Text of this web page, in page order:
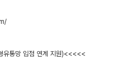
유통망 입점 연계 지원)<<<<<